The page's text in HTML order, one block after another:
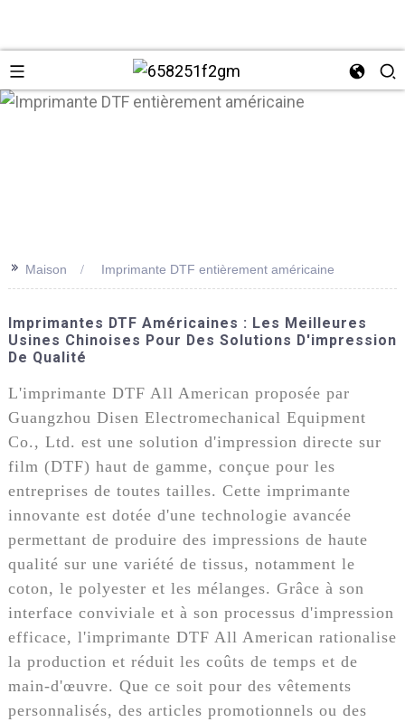
>> Maison Imprimante DTF entièrement américaine
Imprimantes DTF Américaines : Les Meilleures
Usines Chinoises Pour Des Solutions D'impression
De Qualité
L'imprimante DTF All American proposée par
Guangzhou Disen Electromechanical Equipment
Co., Ltd. est une solution d'impression directe sur
film (DTF) haut de gamme, conçue pour les
entreprises de toutes tailles. Cette imprimante
innovante est dotée d'une technologie avancée
permettant de produire des impressions de haute
qualité sur une variété de tissus, notamment le
coton, le polyester et les mélanges. Grâce à son
interface conviviale et à son processus d'impression
efficace, l'imprimante DTF All American rationalise
la production et réduit les coûts de temps et de
main-d'œuvre. Que ce soit pour des vêtements
personnalisés, des articles promotionnels ou des